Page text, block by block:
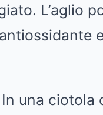
L’aglio
In una ciotola